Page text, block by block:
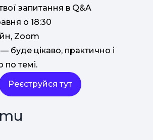
запитання в Q&A
о 18:30
Zoom
буде цікаво, практично і
по темі.
Реєструйся тут